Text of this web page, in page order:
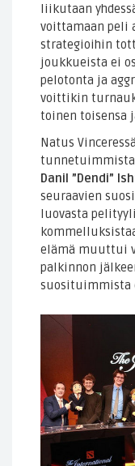
liikutaan
voittamaan peli
strategioihin
joukkueista ei
pelotonta ja
voittikin
toinen toisensa
Natus
tunnetuimmista
Danil ”Dendi”
seuraavien
luovasta
elämä muuttui
palkinnon
suosituimmista